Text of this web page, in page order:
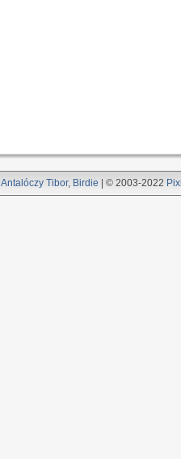
Antalóczy Tibor, Birdie | © 2003-2022